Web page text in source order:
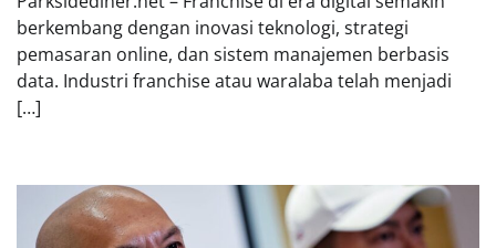
berkembang dengan inovasi teknologi, strategi
pemasaran online, dan sistem manajemen berbasis
data. Industri franchise atau waralaba telah menjadi
[…]